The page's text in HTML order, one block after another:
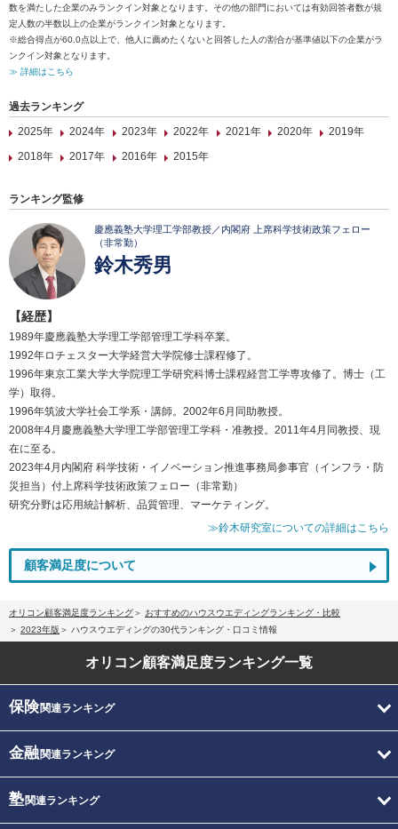
数を満たした企業のみランクイン対象となります。その他の部門においては有効回答者数が規
定人数の半数以上の企業がランクイン対象となります。
※総合得点が60.0点以上で、他人に薦めたくないと回答した人の割合が基準値以下の企業がラ
ンクイン対象となります。
≫ 詳細はこちら
過去ランキング
2025年
2024年 2023年 2022年 2021年 2020年
2019年
2018年
2017年 2016年 2015年
ランキング監修
慶應義塾大学理工学部教授／内閣府 上席科学技術政策フェロー
（非常勤）
鈴木秀男
【経歴】
1989年慶應義塾大学理工学部管理工学科卒業。
1992年ロチェスター大学経営大学院修士課程修了。
1996年東京工業大学大学院理工学研究科博士課程経営工学専攻修了。博士（工
学）取得。
1996年筑波大学社会工学系・講師。2002年6月同助教授。
2008年4月慶應義塾大学理工学部管理工学科・准教授。2011年4月同教授、現
在に至る。
2023年4月内閣府 科学技術・イノベーション推進事務局参事官（インフラ・防
災担当）付上席科学技術政策フェロー（非常勤）
研究分野は応用統計解析、品質管理、マーケティング。
≫鈴木研究室についての詳細はこちら
顧客満足度について
オリコン顧客満足度ランキング
おすすめのハウスウエディングランキング・比較
2023年版
ハウスウエディングの30代ランキング・口コミ情報
オリコン顧客満足度ランキング一覧
保険関連ランキング
金融関連ランキング
塾関連ランキング